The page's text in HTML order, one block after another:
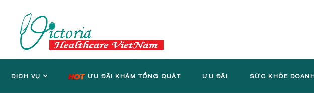
DỊCH VỤ ƯU ĐÃI KHÁM TỔNG QUÁT ƯU ĐÃI SỨC KHỎE